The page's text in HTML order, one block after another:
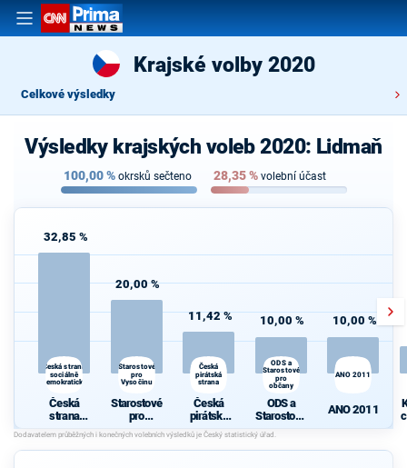
Krajské volby 2020
Celkové výsledky
Výsledky krajských voleb 2020: Lidmaň
100,00% okrsků sečteno 28,35% volební účast
32,85 %
Česká strana
sociálně
demokratická
Česká
strana
sociálně
demokrati
cká
20,00 %
Starostové
pro
Vysočinu
Starostové
pro
Vysočinu
11,42 %
Česká
pirátská
strana
Česká
pirátská
strana
10,00 %
ODS a
Starostové
pro
občany
ODS a
Starostové
pro občany
10,00 %
ANO 2011
ANO 2011